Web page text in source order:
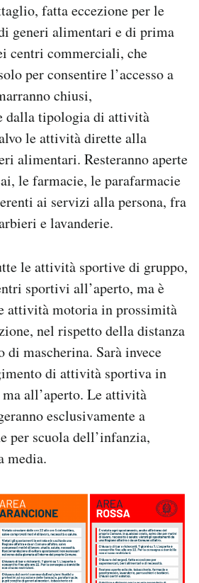
fatta eccezione per le
generi alimentari e di prima
centri commerciali, che
per consentire l’accesso a
chiusi,
dalla tipologia di attività
le attività dirette alla
alimentari. Resteranno aperte
le farmacie, le parafarmacie
ai servizi alla persona, fra
e lavanderie.
le attività sportive di gruppo,
sportivi all’aperto, ma è
attività motoria in prossimità
nel rispetto della distanza
di mascherina. Sarà invece
di attività sportiva in
all’aperto. Le attività
esclusivamente a
per scuola dell’infanzia,
media.